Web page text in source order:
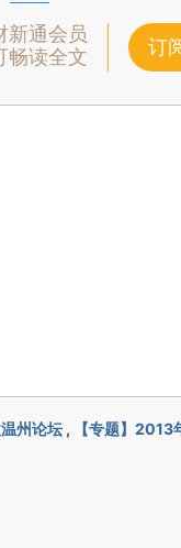
新通会员
畅读全文
订
温州论坛 , 【专题】2013